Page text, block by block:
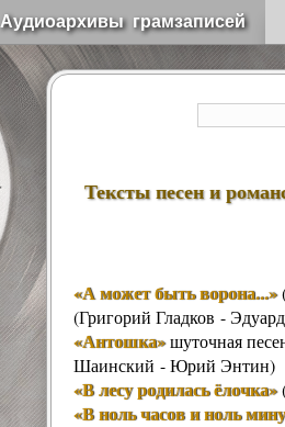
Аудиоархивы грамзаписей
Тексты песен и
«А может быть ворона...»
(Григорий Гладков -
«Антошка»шуточная
Шаинский - Юрий Энтин)
«В лесу родилась ёлочка»
«В ноль часов и ноль